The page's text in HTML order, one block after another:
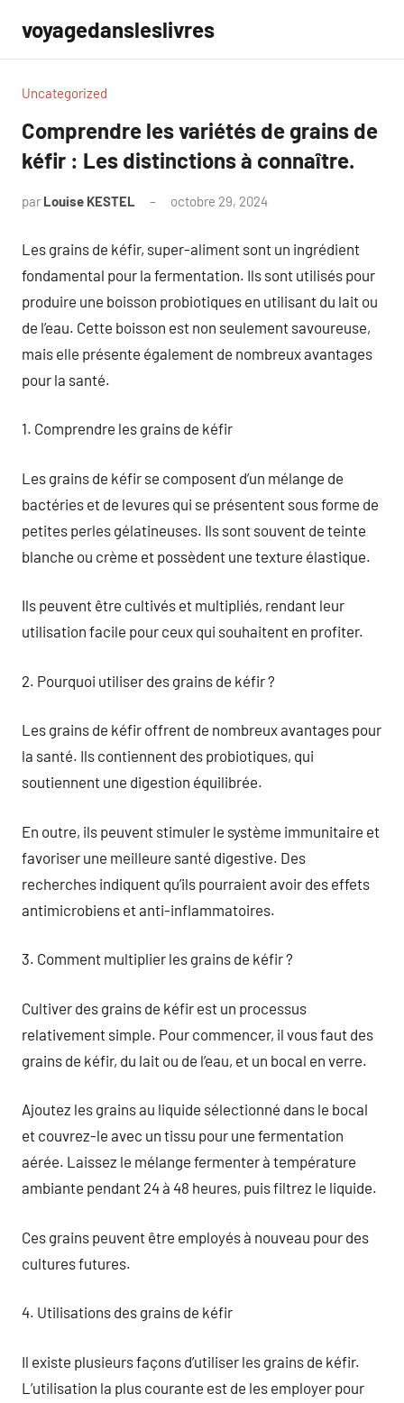
contenu
voyagedansleslivres
Uncategorized
Comprendre les variétés de grains de
kéfir : Les distinctions à connaître.
par Louise KESTEL octobre 29, 2024
Les grains de kéfir, super-aliment sont un ingrédient
fondamental pour la fermentation. Ils sont utilisés pour
produire une boisson probiotiques en utilisant du lait ou
de l’eau. Cette boisson est non seulement savoureuse,
mais elle présente également de nombreux avantages
pour la santé.
1. Comprendre les grains de kéfir
Les grains de kéfir se composent d’un mélange de
bactéries et de levures qui se présentent sous forme de
petites perles gélatineuses. Ils sont souvent de teinte
blanche ou crème et possèdent une texture élastique.
Ils peuvent être cultivés et multipliés, rendant leur
utilisation facile pour ceux qui souhaitent en profiter.
2. Pourquoi utiliser des grains de kéfir ?
Les grains de kéfir offrent de nombreux avantages pour
la santé. Ils contiennent des probiotiques, qui
soutiennent une digestion équilibrée.
En outre, ils peuvent stimuler le système immunitaire et
favoriser une meilleure santé digestive. Des
recherches indiquent qu’ils pourraient avoir des effets
antimicrobiens et anti-inflammatoires.
3. Comment multiplier les grains de kéfir ?
Cultiver des grains de kéfir est un processus
relativement simple. Pour commencer, il vous faut des
grains de kéfir, du lait ou de l’eau, et un bocal en verre.
Ajoutez les grains au liquide sélectionné dans le bocal
et couvrez-le avec un tissu pour une fermentation
aérée. Laissez le mélange fermenter à température
ambiante pendant 24 à 48 heures, puis filtrez le liquide.
Ces grains peuvent être employés à nouveau pour des
cultures futures.
4. Utilisations des grains de kéfir
Il existe plusieurs façons d’utiliser les grains de kéfir.
L’utilisation la plus courante est de les employer pour